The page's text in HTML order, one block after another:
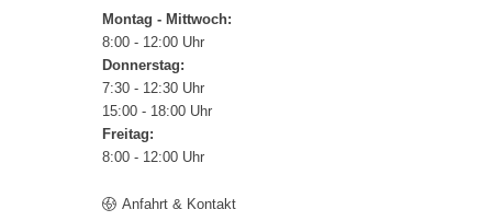
Montag - Mittwoch:
8:00 - 12:00 Uhr
Donnerstag:
7:30 - 12:30 Uhr
15:00 - 18:00 Uhr
Freitag:
8:00 - 12:00 Uhr
Anfahrt & Kontakt